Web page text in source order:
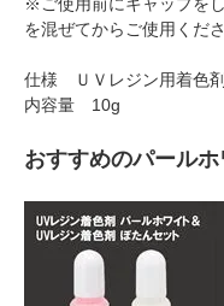
※ご使用前にキャップを
を混ぜてからご使用くださ
仕様 ＵＶレジン用着色
内容量 10g
おすすめのパール